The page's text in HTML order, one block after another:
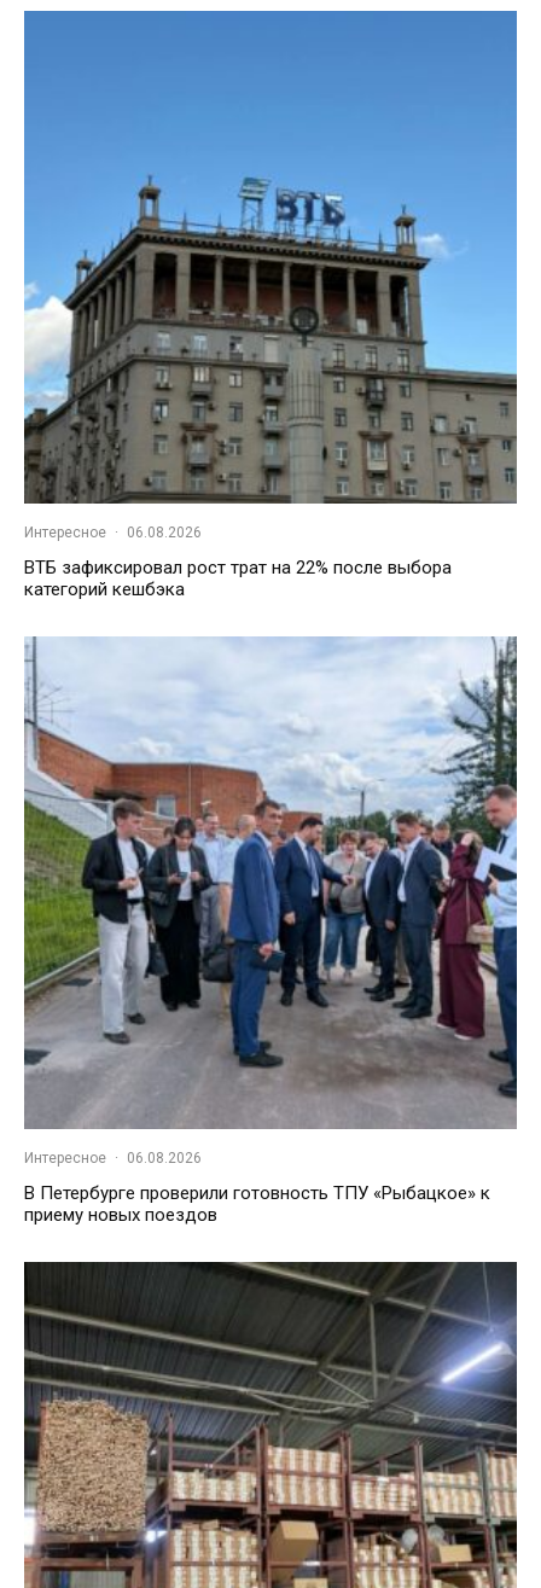
Интересное · 06.08.2026
ВТБ зафиксировал рост трат на 22% после выбора
категорий кешбэка
Интересное · 06.08.2026
В Петербурге проверили готовность ТПУ «Рыбацкое» к
приему новых поездов